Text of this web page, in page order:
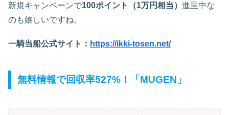
新規キャンペーンで100ポイント（1万円相当） 進呈中な
のも嬉しいですね。
一騎当船公式サイト： https://ikki-tosen.net/
無料情報で回収率527%！「MUGEN」